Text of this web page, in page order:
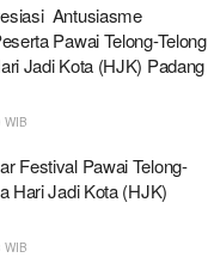
Antusiasme
Pawai Telong-Telong
Jadi Kota (HJK) Padang
Festival Pawai Telong-
Hari Jadi Kota (HJK)